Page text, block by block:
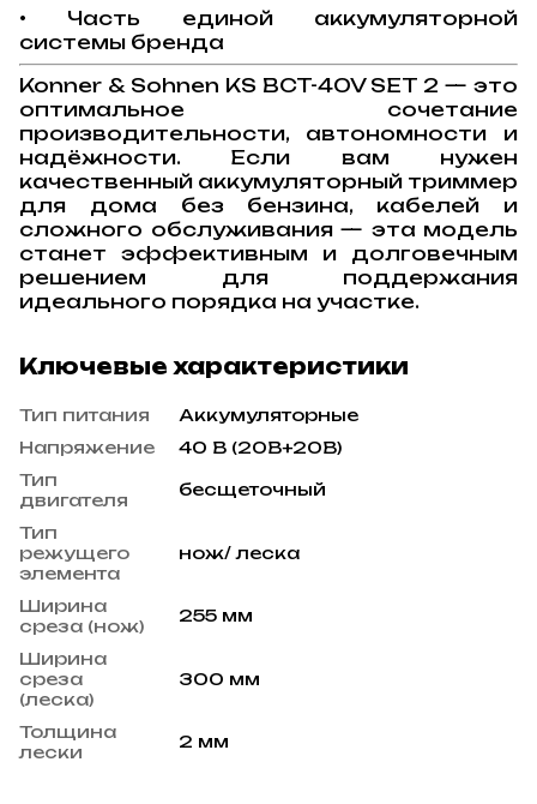
• Часть единой аккумуляторной
системы бренда
Konner & Sohnen KS BCT-40V SET 2 — это
оптимальное сочетание
производительности, автономности и
надёжности. Если вам нужен
качественный аккумуляторный триммер
для дома без бензина, кабелей и
сложного обслуживания — эта модель
станет эффективным и долговечным
решением для поддержания
идеального порядка на участке.
Ключевые характеристики
Тип питания
Аккумуляторные
Напряжение
40 В (20В+20В)
Тип
двигателя
бесщеточный
Тип
режущего
элемента
нож/ леска
Ширина
среза (нож)
255 мм
Ширина
среза
(леска)
300 мм
Толщина
лески
2 мм